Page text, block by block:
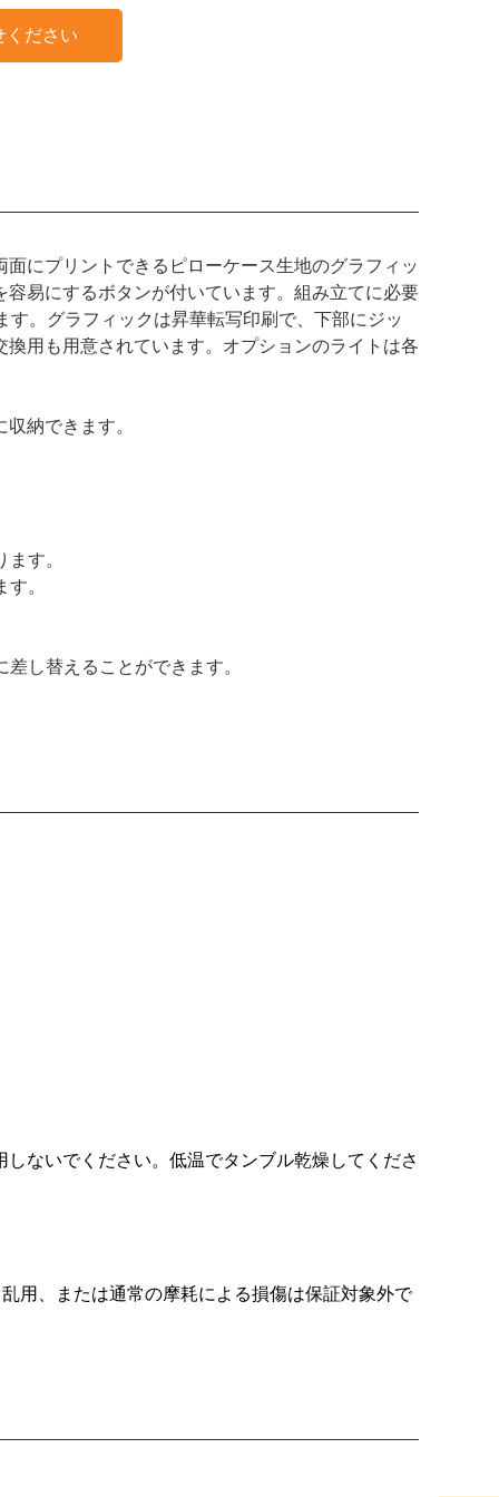
ください
にプリントできるピローケース生地のグラフィッ
易にするボタンが付いています。組み立てに必要
。グラフィックは昇華転写印刷で、下部にジッ
用も用意されています。オプションのライトは各
納できます。
す。
。
し替えることができます。
ないでください。低温でタンブル乾燥してくださ
用、または通常の摩耗による損傷は保証対象外で